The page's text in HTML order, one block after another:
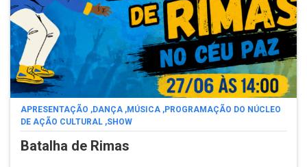
APRESENTAÇÃO ,DANÇA ,MÚSICA ,PROGRAMAÇÃO DO NÚCLEO
DE AÇÃO CULTURAL ,SHOW
Batalha de Rimas